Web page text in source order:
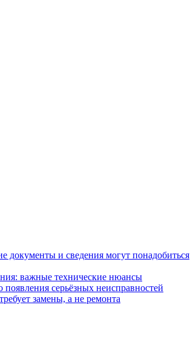
документы и сведения могут понадобиться
важные технические нюансы
серьёзных неисправностей
замены, а не ремонта